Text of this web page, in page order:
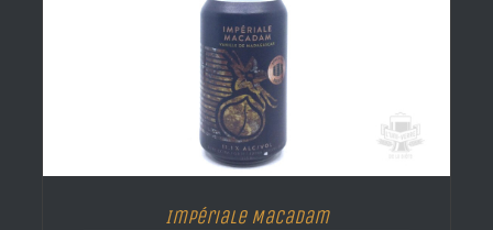
Impériale Macadam